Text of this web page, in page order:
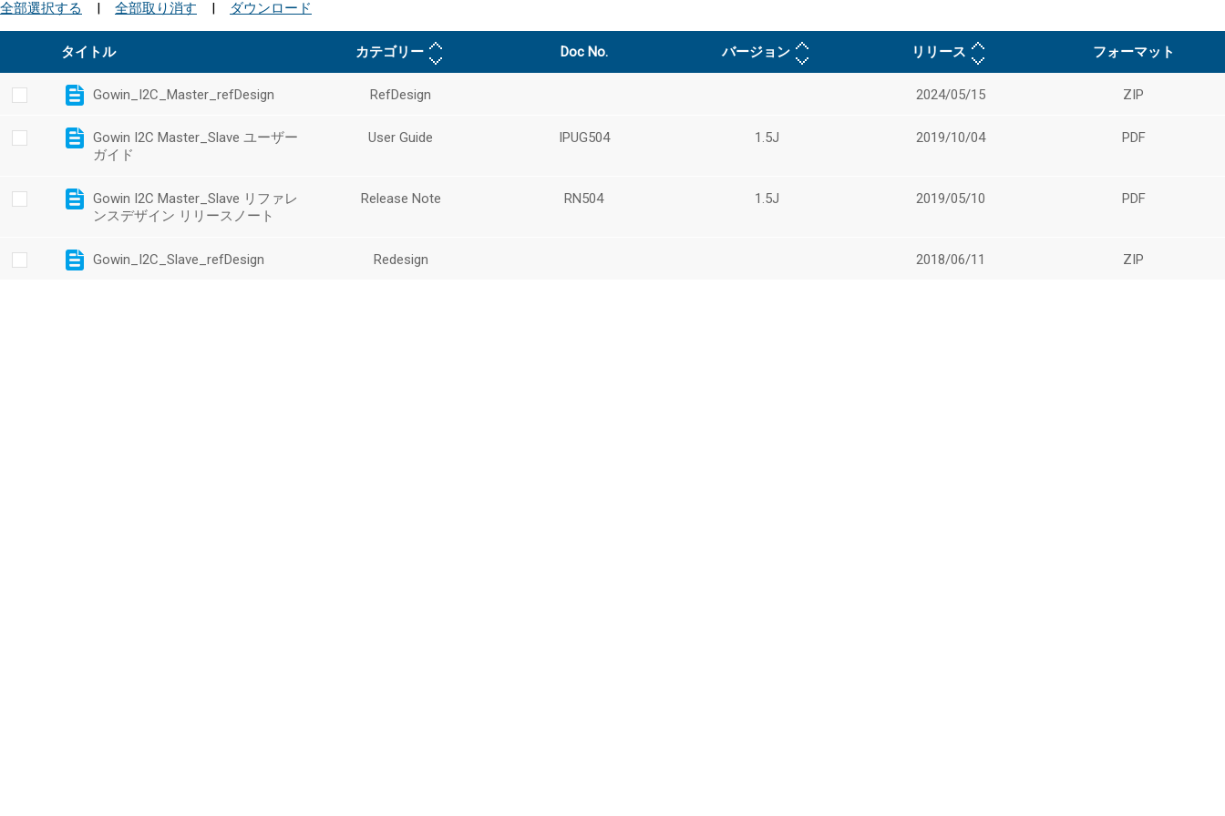
全部選択する | 全部取り消す | ダウンロード
タイトル カテゴリー Doc No. バージョン リリース フォーマット
Gowin_I2C_Master_refDesign RefDesign 2024/05/15 ZIP
Gowin I2C Master_Slave ユーザー
ガイド
User Guide IPUG504 1.5J 2019/10/04 PDF
Gowin I2C Master_Slave リファレ
ンスデザイン リリースノート
Release Note RN504 1.5J 2019/05/10 PDF
Gowin_I2C_Slave_refDesign Redesign 2018/06/11 ZIP